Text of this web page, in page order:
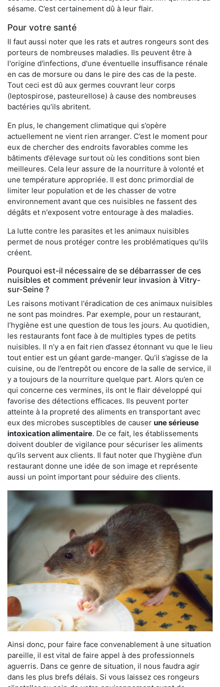
sésame. C’est certainement dû à leur flair.
Pour votre santé
Il faut aussi noter que les rats et autres rongeurs sont des
porteurs de nombreuses maladies. Ils peuvent être à
l'origine d'infections, d'une éventuelle insuffisance rénale
en cas de morsure ou dans le pire des cas de la peste.
Tout ceci est dû aux germes couvrant leur corps
(leptospirose, pasteurellose) à cause des nombreuses
bactéries qu’ils abritent.
En plus, le changement climatique qui s’opère
actuellement ne vient rien arranger. C’est le moment pour
eux de chercher des endroits favorables comme les
bâtiments d’élevage surtout où les conditions sont bien
meilleures. Cela leur assure de la nourriture à volonté et
une température appropriée. Il est donc primordial de
limiter leur population et de les chasser de votre
environnement avant que ces nuisibles ne fassent des
dégâts et n'exposent votre entourage à des maladies.
La lutte contre les parasites et les animaux nuisibles
permet de nous protéger contre les problématiques qu'ils
créent.
Pourquoi est-il nécessaire de se débarrasser de ces
nuisibles et comment prévenir leur invasion à Vitry-
sur-Seine ?
Les raisons motivant l'éradication de ces animaux nuisibles
ne sont pas moindres. Par exemple, pour un restaurant,
l’hygiène est une question de tous les jours. Au quotidien,
les restaurants font face à de multiples types de petits
nuisibles. Il n’y a en fait rien d’assez étonnant vu que le lieu
tout entier est un géant garde-manger. Qu’il s’agisse de la
cuisine, ou de l’entrepôt ou encore de la salle de service, il
y a toujours de la nourriture quelque part. Alors qu’en ce
qui concerne ces vermines, ils ont le flair développé qui
favorise des détections efficaces. Ils peuvent porter
atteinte à la propreté des aliments en transportant avec
eux des microbes susceptibles de causer une sérieuse
intoxication alimentaire. De ce fait, les établissements
doivent doubler de vigilance pour sécuriser les aliments
qu’ils servent aux clients. Il faut noter que l’hygiène d’un
restaurant donne une idée de son image et représente
aussi un point important pour séduire des clients.
Ainsi donc, pour faire face convenablement à une situation
pareille, il est vital de faire appel à des professionnels
aguerris. Dans ce genre de situation, il nous faudra agir
dans les plus brefs délais. Si vous laissez ces rongeurs